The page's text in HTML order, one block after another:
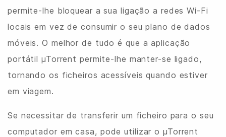
permite-lhe bloquear a sua ligação a redes Wi-Fi
locais em vez de consumir o seu plano de dados
móveis. O melhor de tudo é que a aplicação
portátil µTorrent permite-lhe manter-se ligado,
tornando os ficheiros acessíveis quando estiver
em viagem.
Se necessitar de transferir um ficheiro para o seu
computador em casa, pode utilizar o µTorrent